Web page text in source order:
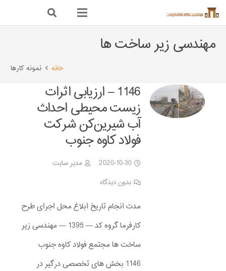
مهندسی زیر ساخت ها
خانه نمونه کارها
1146 – ارزیابی اثرات
زیست ‌محیطی احداث
آب‌ شیرین‌کن شرکت
فولاد کاوه جنوب
2020-10-30
مدیر سایت
بدون دیدگاه
مدت انجام تاریخ ابلاغ محل اجرای طرح
کارفرما گروه کد — 1395 — مهندسی زیر
ساخت ها مجتمع فولاد کاوه جنوب
1146 بخش های تخصصی درگیر در